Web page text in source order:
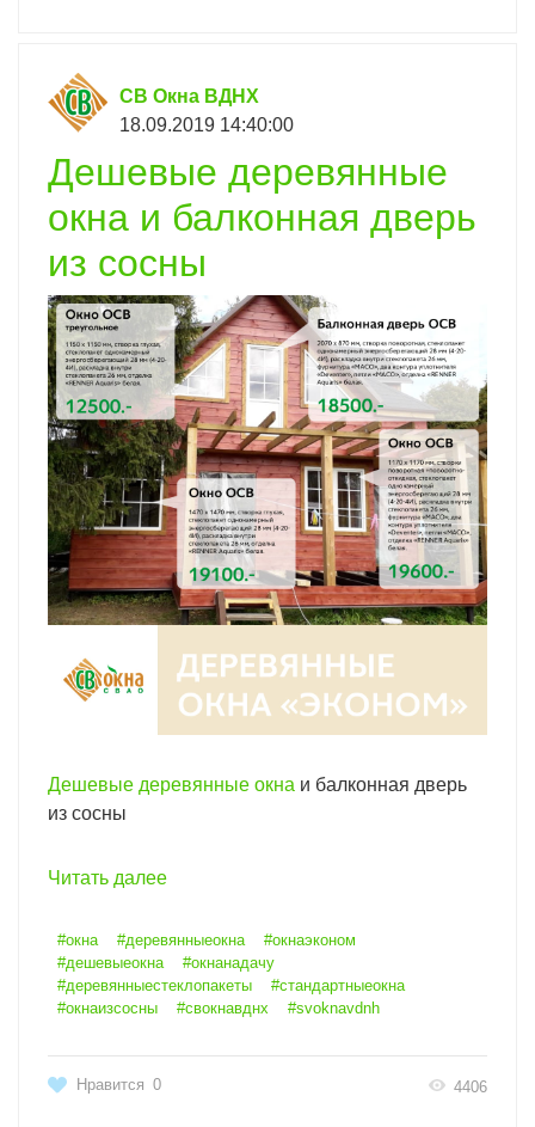
СВ Окна ВДНХ
18.09.2019 14:40:00
Дешевые деревянные
окна и балконная дверь
из сосны
Дешевые деревянные окна и балконная дверь
из сосны
Читать далее
#окна #деревянныеокна
#окнаэконом
#дешевыеокна
#окнанадачу
#деревянныестеклопакеты
#стандартныеокна
#окнаизсосны
#свокнавднх #svoknavdnh
Нравится 0 4406